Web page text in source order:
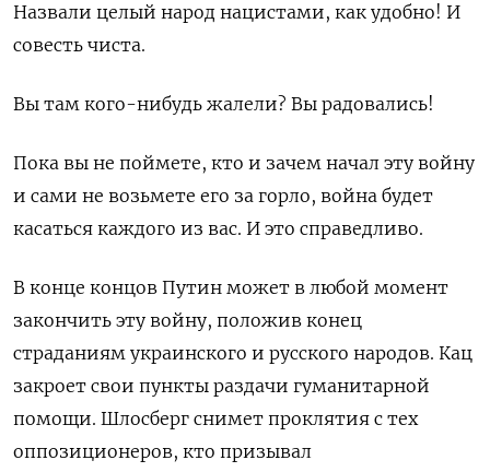
Назвали целый народ нацистами, как удобно! И
совесть чиста.
Вы там кого-нибудь жалели? Вы радовались!
Пока вы не поймете, кто и зачем начал эту войну
и сами не возьмете его за горло, война будет
касаться каждого из вас. И это справедливо.
В конце концов Путин может в любой момент
закончить эту войну, положив конец
страданиям украинского и русского народов. Кац
закроет свои пункты раздачи гуманитарной
помощи. Шлосберг снимет проклятия с тех
оппозиционеров, кто призывал